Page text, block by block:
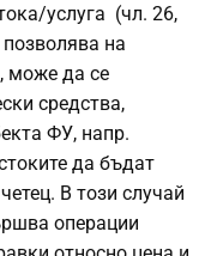
услуга (чл. 26,
на
може да се
средства,
ФУ, напр.
да бъдат
В този случай
операции